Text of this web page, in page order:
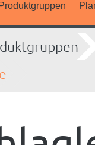
Produktgruppen